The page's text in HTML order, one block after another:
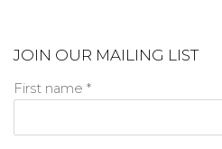
JOIN OUR MAILING LIST
First name *